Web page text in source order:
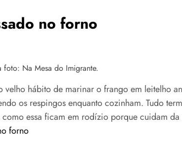
no forno
foto: Na Mesa do Imigrante.
velho hábito de marinar o frango em leitelho
os respingos enquanto cozinham. Tudo
essa ficam em rodízio porque cuidam
forno